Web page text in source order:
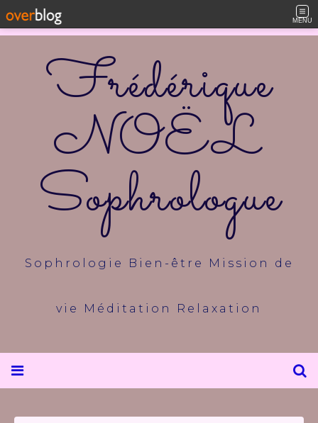
MENU
Frédérique
NOËL
Sophrologue
Sophrologie Bien-être Mission de
vie Méditation Relaxation